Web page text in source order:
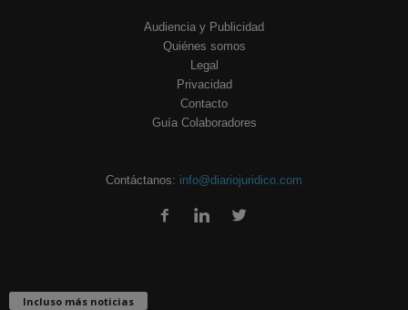
Audiencia y Publicidad
Quiénes somos
Legal
Privacidad
Contacto
Guía Colaboradores
Contáctanos: info@diariojuridico.com
Incluso más noticias